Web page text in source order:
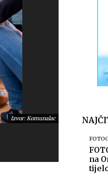
Izvor: Komunalac
na